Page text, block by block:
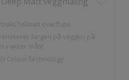
Fremhever fargen på veggen på